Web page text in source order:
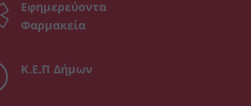
Εφημερεύοντα
Φαρμακεία
Κ.Ε.Π Δήμων